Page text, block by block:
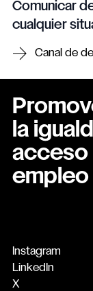
Comunicar
cualquier
Canal de
la
acceso
empleo
Instagram
LinkedIn
X